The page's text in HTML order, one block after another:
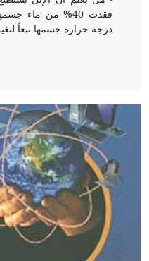
فقدت 40% من ماء
درجة حرارة جسمها تبعاً
- هل تعلم أن أبقراط
الحكم، الأدلة، تنظيم
ويعود له الفضل بأنه حرر
- هل تعلم أن المرجان
من مادة كربونات
أجود أنواعه، ويمتاز بكبر